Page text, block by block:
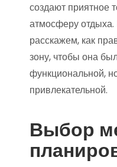
создают приятное
атмосферу отдыха.
расскажем, как
зону, чтобы она
функциональной,
привлекательной.
Выбор